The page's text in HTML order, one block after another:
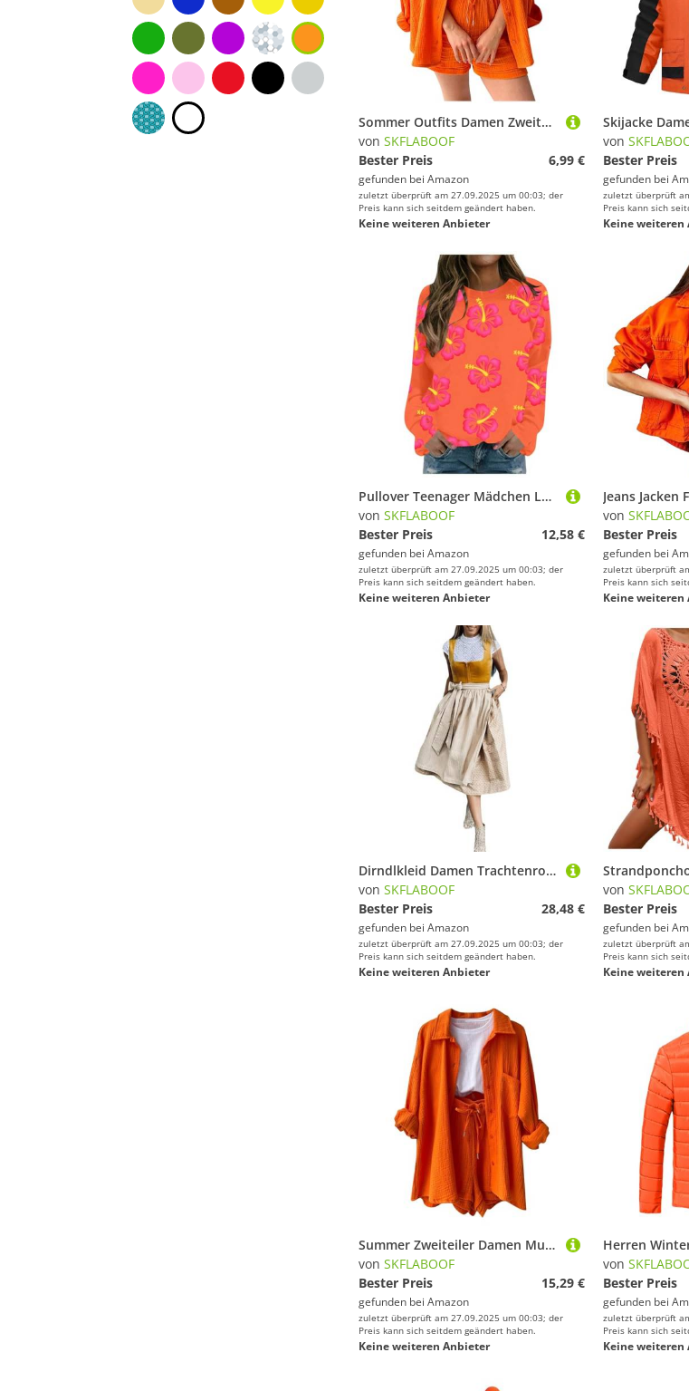
Sommer Outfits Damen Zweiteiler Hosenanzug Elegant Musselin Bluse Hemd und Shorts Y2k Aesthetic Clothes Loungewear Strand Urlaub Outfit Set Freizeitanzug Leicht Streetwear Orange XL
von SKFLABOOF
Bester Preis
6,99 €
gefunden bei Amazon
zuletzt überprüft am 27.09.2025 um 00:03; der
Preis kann sich seitdem geändert haben.
Keine weiteren Anbieter
von
Bester Preis
gefunden bei
zuletzt überprüft
Preis kann sich
Keine weiteren
Pullover Teenager Mädchen Longpullover Für Damen Y2k Stockholm Style Clothes Fall Shirt Pink Coole Anziehsachen Langarmshirts Oversize Orange, S
von SKFLABOOF
Bester Preis
12,58 €
gefunden bei Amazon
zuletzt überprüft am 27.09.2025 um 00:03; der
Preis kann sich seitdem geändert haben.
Keine weiteren Anbieter
von
Bester Preis
gefunden bei
zuletzt überprüft
Preis kann sich
Keine weiteren
Dirndlkleid Damen Trachtenrock Dirndl Mit Bluse Oktoberfest Dress Große Größen Blusen Women Modern Set Komplett Orange, M
von SKFLABOOF
Bester Preis
28,48 €
gefunden bei Amazon
zuletzt überprüft am 27.09.2025 um 00:03; der
Preis kann sich seitdem geändert haben.
Keine weiteren Anbieter
von
Bester Preis
gefunden bei
zuletzt überprüft
Preis kann sich
Keine weiteren
Summer Zweiteiler Damen Musselin Bluse Set, Elegant Leinen Bluse Hemd Und Shorts Einfarbig Lounge Set Strand Y2k Clothes Sportanzug Oversize Freizeitanzug Kurzarm Hausanzug Outfits Orange XL
von SKFLABOOF
Bester Preis
15,29 €
gefunden bei Amazon
zuletzt überprüft am 27.09.2025 um 00:03; der
Preis kann sich seitdem geändert haben.
Keine weiteren Anbieter
von
Bester Preis
gefunden bei
zuletzt überprüft
Preis kann sich
Keine weiteren